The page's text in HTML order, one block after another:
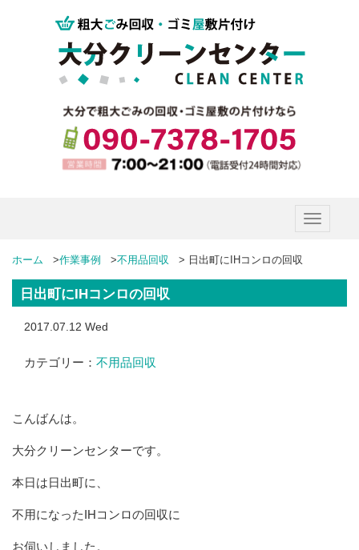
Toggle
ホーム >作業事例 >不用品回収 > 日出町にIHコンロの回収
日出町にIHコンロの回収
2017.07.12 Wed
カテゴリー： 不用品回収
こんばんは。
大分クリーンセンターです。
本日は日出町に、
不用になったIHコンロの回収に
お伺いしました。